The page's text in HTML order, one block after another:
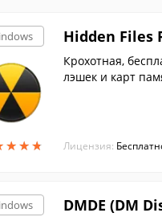
★★★
★★★
Hidden Files
Крохотная,
лэшек и карт
Лицензия:
DMDE (DM